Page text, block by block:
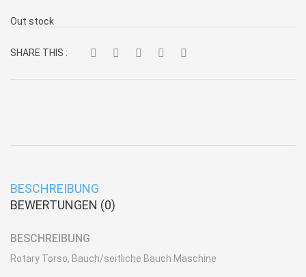
Out stock
SHARE THIS :
BESCHREIBUNG
BEWERTUNGEN (0)
BESCHREIBUNG
Rotary Torso, Bauch/seitliche Bauch Maschine